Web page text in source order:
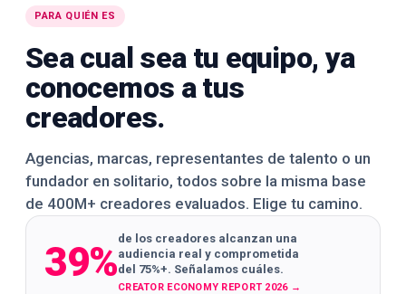
PARA QUIÉN ES
Sea cual sea tu equipo, ya
conocemos a tus
creadores.
Agencias, marcas, representantes de talento o un
fundador en solitario, todos sobre la misma base
de 400M+ creadores evaluados. Elige tu camino.
39%
de los creadores alcanzan una
audiencia real y comprometida
del 75%+. Señalamos cuáles.
CREATOR ECONOMY REPORT 2026→